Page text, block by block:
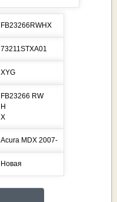
FB23266RWHX
73211STXA01
XYG
FB23266 RW
H
X
Acura MDX 2007-
Новая